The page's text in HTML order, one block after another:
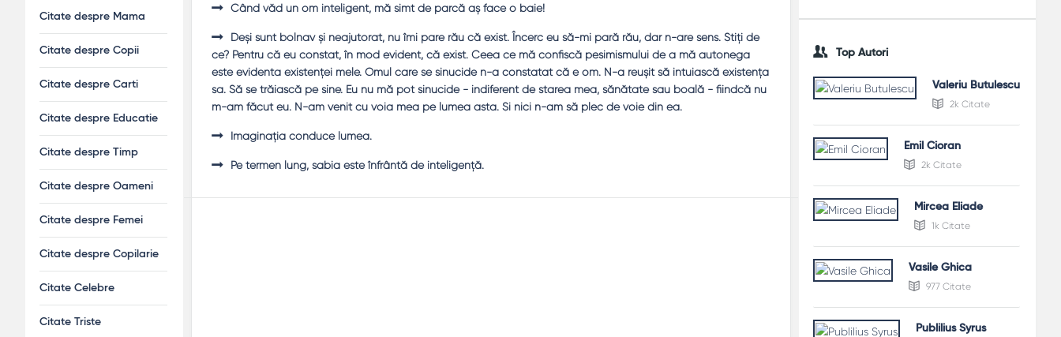
Când văd un om inteligent, mă simt de parcă aş face o baie!
Deşi sunt bolnav şi neajutorat, nu îmi pare rău că exist. Încerc eu să-mi pară rău, dar n-are sens. Ştiţi de
ce? Pentru că eu constat, în mod evident, că exist. Ceea ce mă confiscă pesimismului de a mă autonega
este evidenta existenţei mele. Omul care se sinucide n-a constatat că e om. N-a reuşit să intuiască existenţa
sa. Să se trăiască pe sine. Eu nu mă pot sinucide - indiferent de starea mea, sănătate sau boală - fiindcă nu
m-am făcut eu. N-am venit cu voia mea pe lumea asta. Şi nici n-am să plec de voie din ea.
Imaginaţia conduce lumea.
Pe termen lung, sabia este înfrântă de inteligenţă.
Top Autori
Valeriu Butulescu
2k Citate
Emil Cioran
2k Citate
Mircea Eliade
1k Citate
Vasile Ghica
977 Citate
Publilius Syrus
Citate despre Mama
Citate despre Copii
Citate despre Carti
Citate despre Educatie
Citate despre Timp
Citate despre Oameni
Citate despre Femei
Citate despre Copilarie
Citate Celebre
Citate Triste